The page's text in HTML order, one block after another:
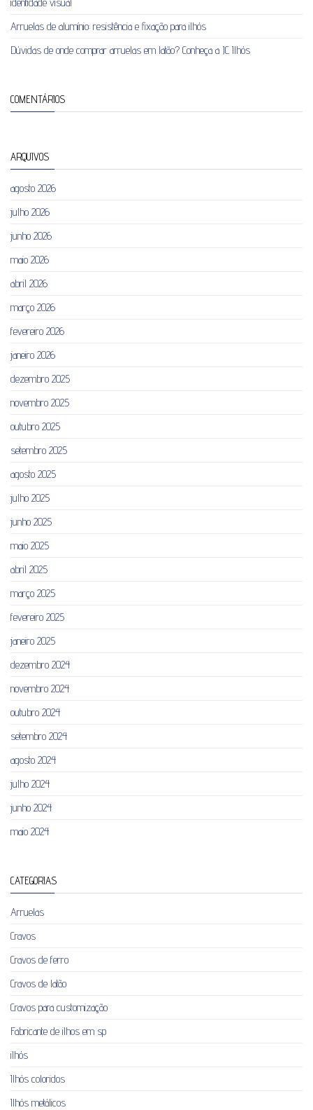
Arruelas de alumínio: resistência e fixação para ilhós
Dúvidas de onde comprar arruelas em latão? Conheça a JC Ilhós
COMENTÁRIOS
ARQUIVOS
agosto 2026
julho 2026
junho 2026
maio 2026
abril 2026
março 2026
fevereiro 2026
janeiro 2026
dezembro 2025
novembro 2025
outubro 2025
setembro 2025
agosto 2025
julho 2025
junho 2025
maio 2025
abril 2025
março 2025
fevereiro 2025
janeiro 2025
dezembro 2024
novembro 2024
outubro 2024
setembro 2024
agosto 2024
julho 2024
junho 2024
maio 2024
CATEGORIAS
Arruelas
Cravos
Cravos de ferro
Cravos de latão
Cravos para customização
Fabricante de ilhos em sp
ilhós
Ilhós coloridos
Ilhós metálicos